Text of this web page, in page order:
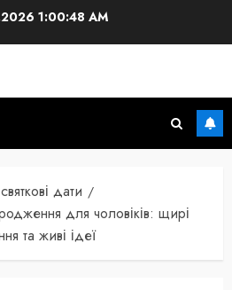
1:00:49 AM
дати
для чоловіків: щирі
та живі ідеї